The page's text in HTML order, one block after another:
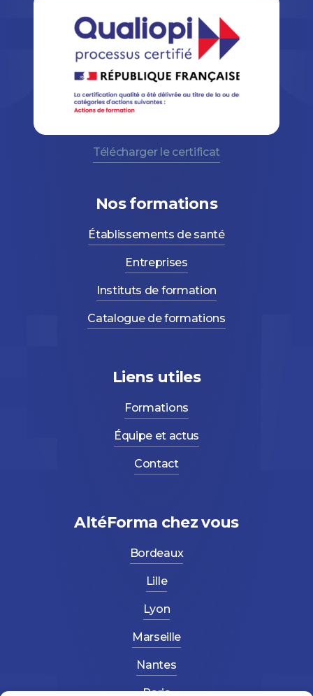
Télécharger le certificat
Nos formations
Établissements de santé
Entreprises
Instituts de formation
Catalogue de formations
Liens utiles
Formations
Équipe et actus
Contact
AltéForma chez vous
Bordeaux
Lille
Lyon
Marseille
Nantes
Paris